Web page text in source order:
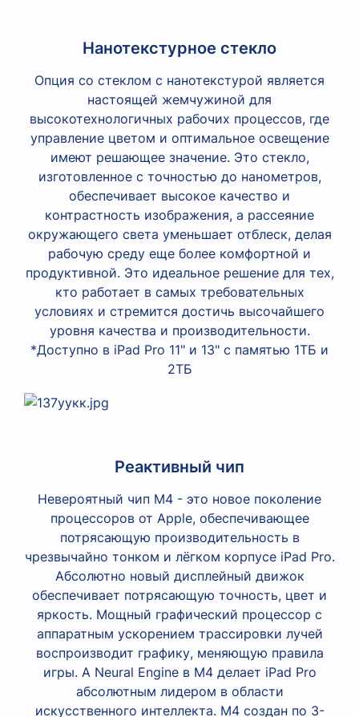
Нанотекстурное стекло
Опция со стеклом с нанотекстурой является
настоящей жемчужиной для
высокотехнологичных рабочих процессов, где
управление цветом и оптимальное освещение
имеют решающее значение. Это стекло,
изготовленное с точностью до нанометров,
обеспечивает высокое качество и
контрастность изображения, а рассеяние
окружающего света уменьшает отблеск, делая
рабочую среду еще более комфортной и
продуктивной. Это идеальное решение для тех,
кто работает в самых требовательных
условиях и стремится достичь высочайшего
уровня качества и производительности.
*Доступно в iPad Pro 11" и 13" с памятью 1ТБ и
2ТБ
Реактивный чип
Невероятный чип M4 - это новое поколение
процессоров от Apple, обеспечивающее
потрясающую производительность в
чрезвычайно тонком и лёгком корпусе iPad Pro.
Абсолютно новый дисплейный движок
обеспечивает потрясающую точность, цвет и
яркость. Мощный графический процессор с
аппаратным ускорением трассировки лучей
воспроизводит графику, меняющую правила
игры. А Neural Engine в M4 делает iPad Pro
абсолютным лидером в области
искусственного интеллекта. M4 создан по 3-